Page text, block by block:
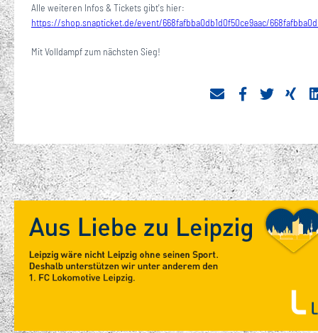
Alle weiteren Infos & Tickets gibt's hier:
https://shop.snapticket.de/event/668fafbba0db1d0f50ce9aac/
Mit Volldampf zum nächsten Sieg!